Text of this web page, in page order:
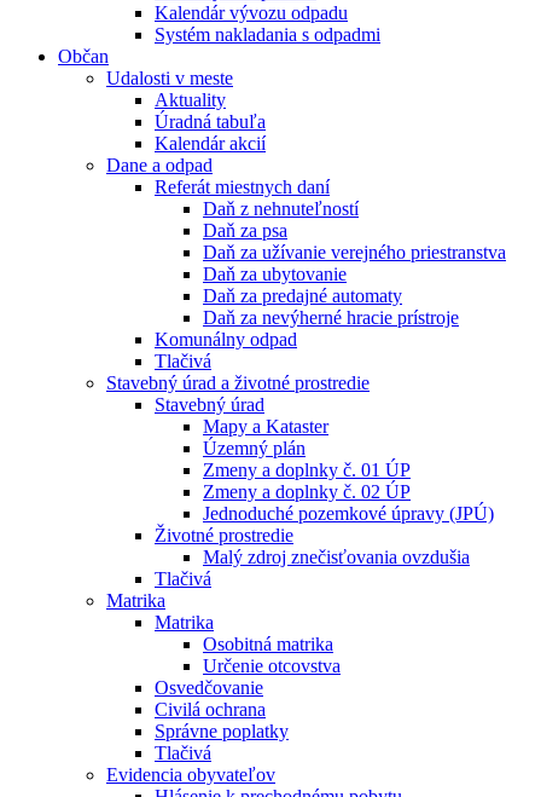
Kalendár vývozu odpadu
Systém nakladania s odpadmi
Občan
Udalosti v meste
Aktuality
Úradná tabuľa
Kalendár akcií
Dane a odpad
Referát miestnych daní
Daň z nehnuteľností
Daň za psa
Daň za užívanie verejného priestranstva
Daň za ubytovanie
Daň za predajné automaty
Daň za nevýherné hracie prístroje
Komunálny odpad
Tlačivá
Stavebný úrad a životné prostredie
Stavebný úrad
Mapy a Kataster
Územný plán
Zmeny a doplnky č. 01 ÚP
Zmeny a doplnky č. 02 ÚP
Jednoduché pozemkové úpravy (JPÚ)
Životné prostredie
Malý zdroj znečisťovania ovzdušia
Tlačivá
Matrika
Matrika
Osobitná matrika
Určenie otcovstva
Osvedčovanie
Civilá ochrana
Správne poplatky
Tlačivá
Evidencia obyvateľov